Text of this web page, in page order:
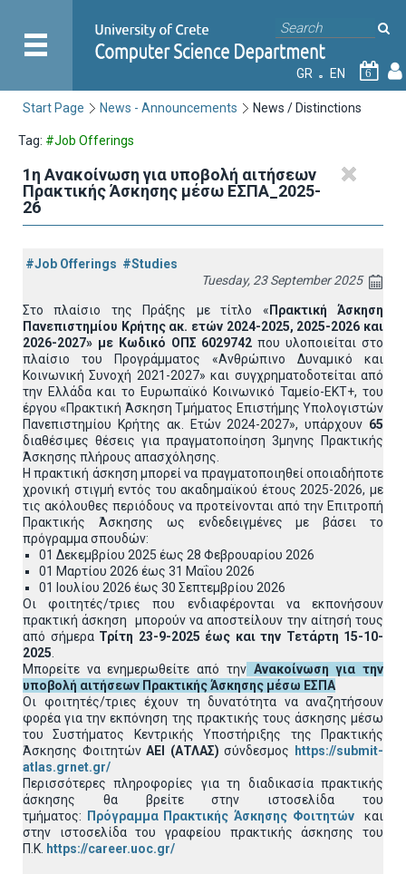
GR EN 6
Start Page News - Announcements News / Distinctions
Tag: #Job Offerings
1η Ανακοίνωση για υποβολή αιτήσεων
Πρακτικής Άσκησης μέσω ΕΣΠΑ_2025-
26
#Job Offerings #Studies
Tuesday, 23 September 2025
Στο πλαίσιο της Πράξης με τίτλο « Πρακτική Άσκηση
Πανεπιστημίου Κρήτης ακ. ετών 2024-2025, 2025-2026 και
2026-2027» με Κωδικό ΟΠΣ 6029742που υλοποιείται στο
πλαίσιο του Προγράμματος «Ανθρώπινο Δυναμικό και
Κοινωνική Συνοχή 2021-2027» και συγχρηματοδοτείται από
την Ελλάδα και το Ευρωπαϊκό Κοινωνικό Ταμείο-ΕΚΤ+, του
έργου «Πρακτική Άσκηση Τμήματος Επιστήμης Υπολογιστών
Πανεπιστημίου Κρήτης ακ. Ετών 2024-2027», υπάρχουν 65
διαθέσιμες θέσεις για πραγματοποίηση 3μηνης Πρακτικής
Άσκησης πλήρους απασχόλησης.
Η πρακτική άσκηση μπορεί να πραγματοποιηθεί οποιαδήποτε
χρονική στιγμή εντός του ακαδημαϊκού έτους 2025-2026, με
τις ακόλουθες περιόδους να προτείνονται από την Επιτροπή
Πρακτικής Άσκησης ως ενδεδειγμένες με βάσει το
πρόγραμμα σπουδών:
01 Δεκεμβρίου 2025 έως 28 Φεβρουαρίου 2026
01 Μαρτίου 2026 έως 31 Μαΐου 2026
01 Ιουλίου 2026 έως 30 Σεπτεμβρίου 2026
Οι φοιτητές/τριες που ενδιαφέρονται να εκπονήσουν
πρακτική άσκηση μπορούν να αποστείλουν την αίτησή τους
από σήμερα Τρίτη 23-9-2025 έως και την Τετάρτη 15-10-
2025
Μπορείτε να ενημερωθείτε από την Ανακοίνωση για την
υποβολή αιτήσεων Πρακτικής Άσκησης μέσω ΕΣΠΑ
Οι φοιτητές/τριες έχουν τη δυνατότητα να αναζητήσουν
φορέα για την εκπόνηση της πρακτικής τους άσκησης μέσω
του Συστήματος Κεντρικής Υποστήριξης της Πρακτικής
Άσκησης Φοιτητών ΑΕΙ (ΑΤΛΑΣ) σύνδεσμος
https://submit-
atlas.grnet.gr/
Περισσότερες πληροφορίες για τη διαδικασία πρακτικής
άσκησης θα βρείτε στην ιστοσελίδα του
τμήματος:
Πρόγραμμα Πρακτικής Άσκησης Φοιτητώνκαι
στην ιστοσελίδα του γραφείου πρακτικής άσκησης του
Π.Κ. https://career.uoc.gr/